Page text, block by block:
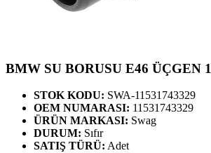
BMW SU BORUSU E46 ÜÇGEN
STOK KODU: SWA-11531743329
OEM NUMARASI: 11531743329
ÜRÜN MARKASI: Swag
DURUM: Sıfır
SATIŞ TÜRÜ: Adet